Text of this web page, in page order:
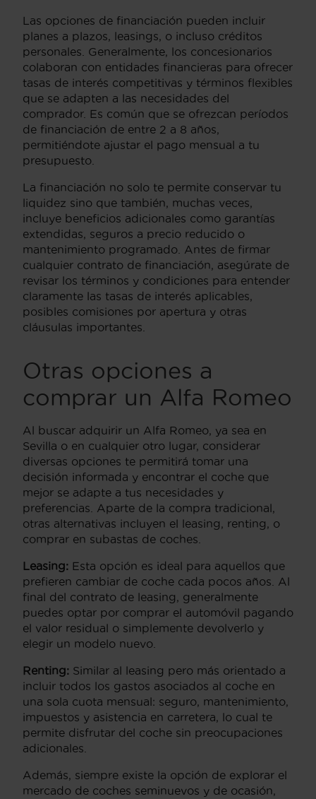
Las opciones de financiación pueden incluir
planes a plazos, leasings, o incluso créditos
personales. Generalmente, los concesionarios
colaboran con entidades financieras para ofrecer
tasas de interés competitivas y términos flexibles
que se adapten a las necesidades del
comprador. Es común que se ofrezcan períodos
de financiación de entre 2 a 8 años,
permitiéndote ajustar el pago mensual a tu
presupuesto.
La financiación no solo te permite conservar tu
liquidez sino que también, muchas veces,
incluye beneficios adicionales como garantías
extendidas, seguros a precio reducido o
mantenimiento programado. Antes de firmar
cualquier contrato de financiación, asegúrate de
revisar los términos y condiciones para entender
claramente las tasas de interés aplicables,
posibles comisiones por apertura y otras
cláusulas importantes.
Otras opciones a
comprar un Alfa Romeo
Al buscar adquirir un Alfa Romeo, ya sea en
Sevilla o en cualquier otro lugar, considerar
diversas opciones te permitirá tomar una
decisión informada y encontrar el coche que
mejor se adapte a tus necesidades y
preferencias. Aparte de la compra tradicional,
otras alternativas incluyen el leasing, renting, o
comprar en subastas de coches.
Leasing: Esta opción es ideal para aquellos que
prefieren cambiar de coche cada pocos años. Al
final del contrato de leasing, generalmente
puedes optar por comprar el automóvil pagando
el valor residual o simplemente devolverlo y
elegir un modelo nuevo.
Renting: Similar al leasing pero más orientado a
incluir todos los gastos asociados al coche en
una sola cuota mensual: seguro, mantenimiento,
impuestos y asistencia en carretera, lo cual te
permite disfrutar del coche sin preocupaciones
adicionales.
Además, siempre existe la opción de explorar el
mercado de coches seminuevos y de ocasión,